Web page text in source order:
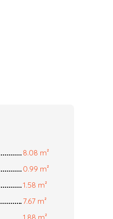
8.08 m²
0.99 m²
1.58 m²
7.67 m²
1.88 m²